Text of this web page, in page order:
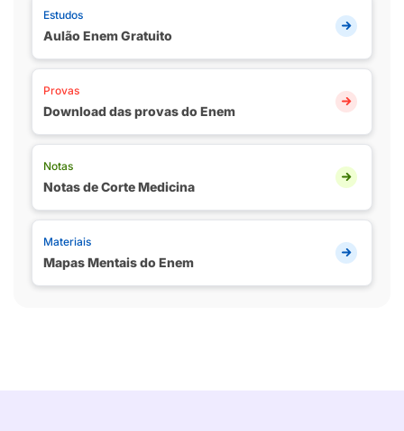
Estudos
Aulão Enem Gratuito
Provas
Download das provas do Enem
Notas
Notas de Corte Medicina
Materiais
Mapas Mentais do Enem